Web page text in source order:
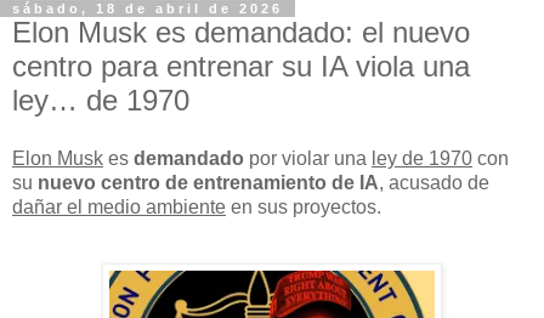
sábado, 18 de abril de 2026
Elon Musk es demandado: el nuevo
centro para entrenar su IA viola una
ley… de 1970
Elon Musk es demandado por violar una ley de 1970 con
su nuevo centro de entrenamiento de IA, acusado de
dañar el medio ambiente en sus proyectos.